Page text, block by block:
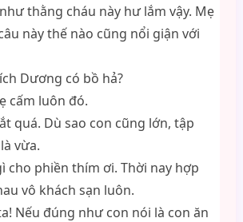
thằng cháu này hư lắm vậy. Mẹ
này thế nào cũng nổi giận với
Dương có bồ hả?
cấm luôn đó.
quá. Dù sao con cũng lớn, tập
vừa.
cho phiền thím ơi. Thời nay hợp
vô khách sạn luôn.
Nếu đúng như con nói là con ăn